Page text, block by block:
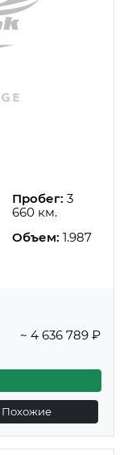
Пробег: 3
660 км.
Объем: 1.987
~ 4 636 789 ₽
Похожие